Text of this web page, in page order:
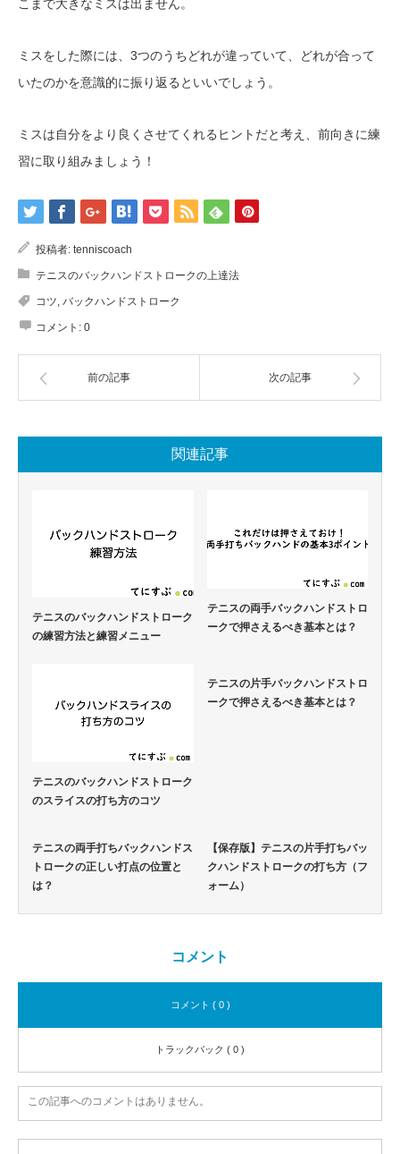
こまで大きなミスは出ません。
ミスをした際には、3つのうちどれが違っていて、どれが合って
いたのかを意識的に振り返るといいでしょう。
ミスは自分をより良くさせてくれるヒントだと考え、前向きに練
習に取り組みましょう！
投稿者: tenniscoach
テニスのバックハンドストロークの上達法
コツ バックハンドストローク
コメント: 0
前の記事 次の記事
関連記事
テニスのバックハンドストローク
の練習方法と練習メニュー
テニスの両手バックハンドストロ
ークで押さえるべき基本とは？
テニスのバックハンドストローク
のスライスの打ち方のコツ
テニスの片手バックハンドストロ
ークで押さえるべき基本とは？
テニスの両手打ちバックハンドス
トロークの正しい打点の位置と
は？
【保存版】テニスの片手打ちバッ
クハンドストロークの打ち方（フ
ォーム）
コメント
コメント ( 0 )
トラックバック ( 0 )
この記事へのコメントはありません。